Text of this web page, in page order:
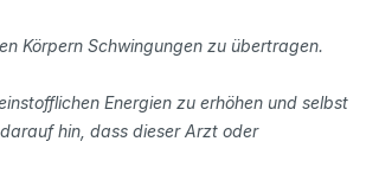
Körpern Schwingungen zu übertragen.
Energien zu erhöhen und selbst
hin, dass dieser Arzt oder